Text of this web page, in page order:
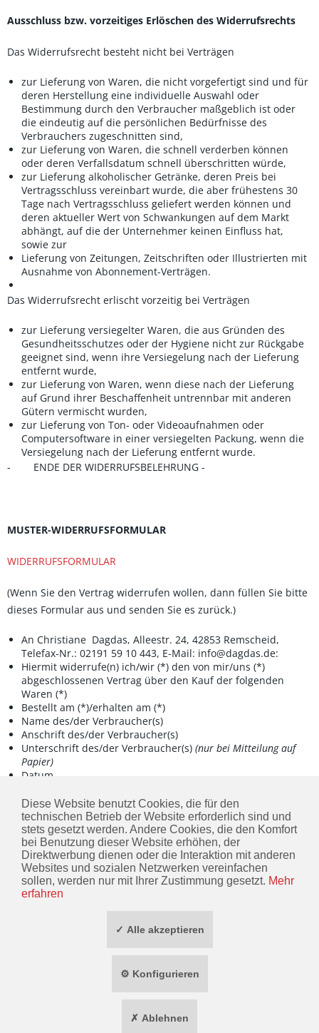
Ausschluss bzw. vorzeitiges Erlöschen des Widerrufsrechts
Das Widerrufsrecht besteht nicht bei Verträgen
zur Lieferung von Waren, die nicht vorgefertigt sind und für
deren Herstellung eine individuelle Auswahl oder
Bestimmung durch den Verbraucher maßgeblich ist oder
die eindeutig auf die persönlichen Bedürfnisse des
Verbrauchers zugeschnitten sind,
zur Lieferung von Waren, die schnell verderben können
oder deren Verfallsdatum schnell überschritten würde,
zur Lieferung alkoholischer Getränke, deren Preis bei
Vertragsschluss vereinbart wurde, die aber frühestens 30
Tage nach Vertragsschluss geliefert werden können und
deren aktueller Wert von Schwankungen auf dem Markt
abhängt, auf die der Unternehmer keinen Einfluss hat,
sowie zur
Lieferung von Zeitungen, Zeitschriften oder Illustrierten mit
Ausnahme von Abonnement-Verträgen.
Das Widerrufsrecht erlischt vorzeitig bei Verträgen
zur Lieferung versiegelter Waren, die aus Gründen des
Gesundheitsschutzes oder der Hygiene nicht zur Rückgabe
geeignet sind, wenn ihre Versiegelung nach der Lieferung
entfernt wurde,
zur Lieferung von Waren, wenn diese nach der Lieferung
auf Grund ihrer Beschaffenheit untrennbar mit anderen
Gütern vermischt wurden,
zur Lieferung von Ton- oder Videoaufnahmen oder
Computersoftware in einer versiegelten Packung, wenn die
Versiegelung nach der Lieferung entfernt wurde.
- ENDE DER WIDERRUFSBELEHRUNG -
MUSTER-WIDERRUFSFORMULAR
WIDERRUFSFORMULAR
(Wenn Sie den Vertrag widerrufen wollen, dann füllen Sie bitte
dieses Formular aus und senden Sie es zurück.)
An Christiane Dagdas, Alleestr. 24, 42853 Remscheid,
Telefax-Nr.: 02191 59 10 443, E-Mail: info@dagdas.de:
Hiermit widerrufe(n) ich/wir (*) den von mir/uns (*)
abgeschlossenen Vertrag über den Kauf der folgenden
Waren (*)
Bestellt am (*)/erhalten am (*)
Name des/der Verbraucher(s)
Anschrift des/der Verbraucher(s)
Unterschrift des/der Verbraucher(s) (nur bei Mitteilung auf
Papier)
Datum
(*) Unzutreffendes streichen.
KONTAKT
INFORMATIONEN
ZAHLUNG / VERSAND
* ALLE PREISE INKL. GESETZL. MEHRWERTSTEUER ZZGL.
Diese Website benutzt Cookies, die für den
technischen Betrieb der Website erforderlich sind und
stets gesetzt werden. Andere Cookies, die den Komfort
bei Benutzung dieser Website erhöhen, der
Direktwerbung dienen oder die Interaktion mit anderen
Websites und sozialen Netzwerken vereinfachen
sollen, werden nur mit Ihrer Zustimmung gesetzt. Mehr
erfahren
✓ Alle akzeptieren
⚙ Konfigurieren
✗ Ablehnen